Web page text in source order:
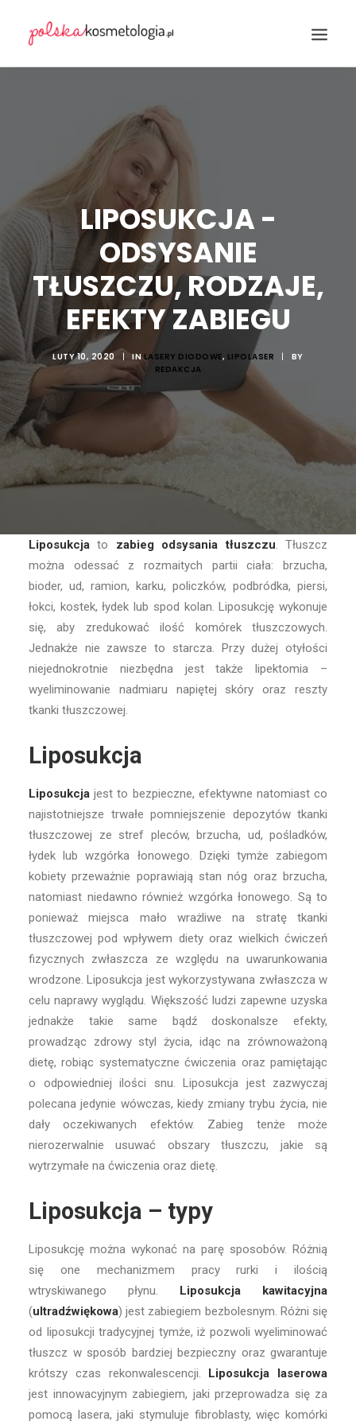
Wyszukiwanie
LIPOSUKCJA -
ODSYSANIE
TŁUSZCZU, RODZAJE,
EFEKTY ZABIEGU
LUTY 10, 2020 | INLASERY DIODOWE, LIPOLASER |
BY
REDAKCJA
Liposukcja to zabieg odsysania tłuszczu. Tłuszcz
można odessać z rozmaitych partii ciała: brzucha,
bioder, ud, ramion, karku, policzków, podbródka, piersi,
łokci, kostek, łydek lub spod kolan. Liposukcję wykonuje
się, aby zredukować ilość komórek tłuszczowych.
Jednakże nie zawsze to starcza. Przy dużej otyłości
niejednokrotnie niezbędna jest także lipektomia –
wyeliminowanie nadmiaru napiętej skóry oraz reszty
tkanki tłuszczowej.
Liposukcja
Liposukcja jest to bezpieczne, efektywne natomiast co
najistotniejsze trwałe pomniejszenie depozytów tkanki
tłuszczowej ze stref pleców, brzucha, ud, pośladków,
łydek lub wzgórka łonowego. Dzięki tymże zabiegom
kobiety przeważnie poprawiają stan nóg oraz brzucha,
natomiast niedawno również wzgórka łonowego. Są to
ponieważ miejsca mało wrażliwe na stratę tkanki
tłuszczowej pod wpływem diety oraz wielkich ćwiczeń
fizycznych zwłaszcza ze względu na uwarunkowania
wrodzone. Liposukcja jest wykorzystywana zwłaszcza w
celu naprawy wyglądu. Większość ludzi zapewne uzyska
jednakże takie same bądź doskonalsze efekty,
prowadząc zdrowy styl życia, idąc na zrównoważoną
dietę, robiąc systematyczne ćwiczenia oraz pamiętając
o odpowiedniej ilości snu. Liposukcja jest zazwyczaj
polecana jedynie wówczas, kiedy zmiany trybu życia, nie
dały oczekiwanych efektów. Zabieg tenże może
nierozerwalnie usuwać obszary tłuszczu, jakie są
wytrzymałe na ćwiczenia oraz dietę.
Liposukcja – typy
Liposukcję można wykonać na parę sposobów. Różnią
się one mechanizmem pracy rurki i ilością
wtryskiwanego płynu. Liposukcja kawitacyjna
(ultradźwiękowa) jest zabiegiem bezbolesnym. Różni się
od liposukcji tradycyjnej tymże, iż pozwoli wyeliminować
tłuszcz w sposób bardziej bezpieczny oraz gwarantuje
krótszy czas rekonwalescencji. Liposukcja laserowa
jest innowacyjnym zabiegiem, jaki przeprowadza się za
pomocą lasera, jaki stymuluje fibroblasty, więc komórki